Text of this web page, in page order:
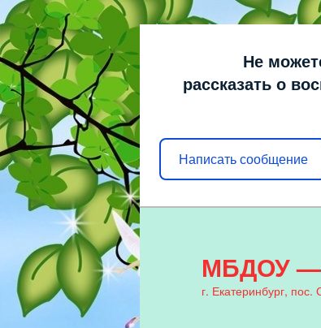
Не
рассказать о
Написать сообщение
МБДОУ —
г. Екатеринбург,